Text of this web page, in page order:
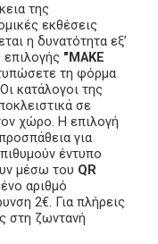
της
εκθέσεις
η δυνατότητα εξ’
"MAKE
τη φόρμα
κατάλογοι της
σε
χώρο. Η επιλογή
για
έντυπο
μέσω του QR
αριθμό
2€. Για πλήρεις
στη ζωντανή